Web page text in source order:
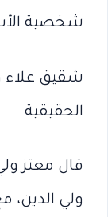
شخصية
شقيق علاء
الحقيقية
قال معتز
ولي الدين،